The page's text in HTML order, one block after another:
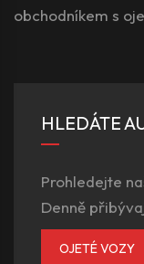
obchodníkem s
HLEDÁTE
Prohledejte
Denně
OJETÉ VOZY